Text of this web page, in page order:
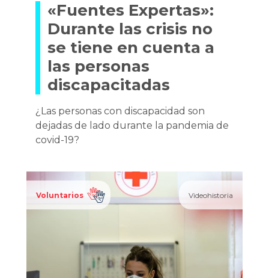
«Fuentes Expertas»:
Durante las crisis no
se tiene en cuenta a
las personas
discapacitadas
¿Las personas con discapacidad son
dejadas de lado durante la pandemia de
covid-19?
Voluntarios Videohistoria